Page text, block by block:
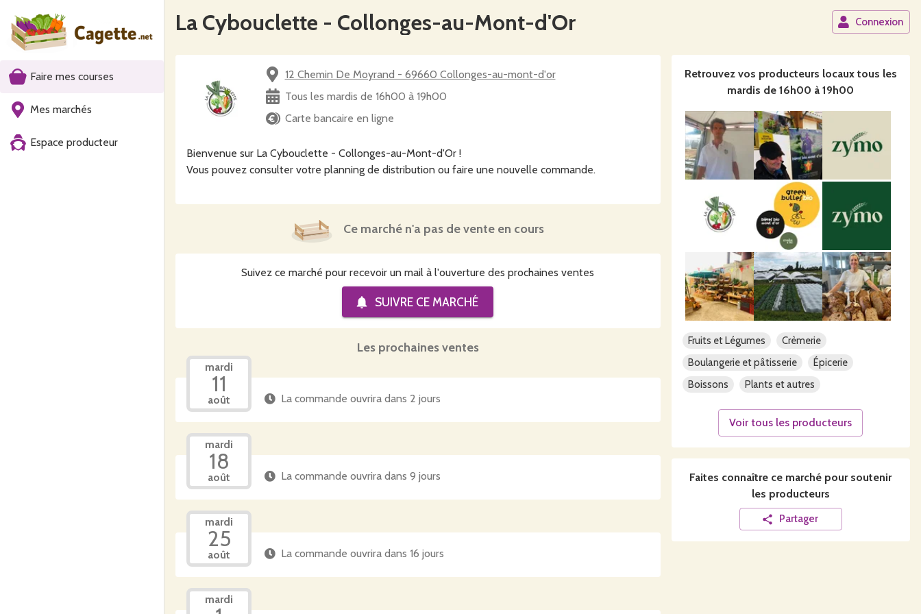
Faire mes courses
Mes marchés
Espace producteur
La Cybouclette - Collonges-au-Mont-d'Or Connexion
12 Chemin De Moyrand - 69660 Collonges-au-mont-d'or
Tous les mardis de 16h00 à 19h00
Carte bancaire en ligne
Bienvenue sur La Cybouclette - Collonges-au-Mont-d'Or !
Vous pouvez consulter votre planning de distribution ou faire une nouvelle commande.
Suivez ce marché pour recevoir un mail à l'ouverture des prochaines ventes
SUIVRE CE MARCHÉ
Ce marché n'a pas de vente en cours
Les prochaines ventes
mardi
11
août La commande ouvrira dans 2 jours
mardi
18
août La commande ouvrira dans 9 jours
mardi
25
août La commande ouvrira dans 16 jours
mardi
Retrouvez vos producteurs locaux tous les
mardis de 16h00 à 19h00
Fruits et Légumes
Crèmerie
Boulangerie et pâtisserie
Épicerie
Boissons
Plants et autres
Voir tous les producteurs
Faites connaître ce marché pour soutenir
les producteurs
Partager